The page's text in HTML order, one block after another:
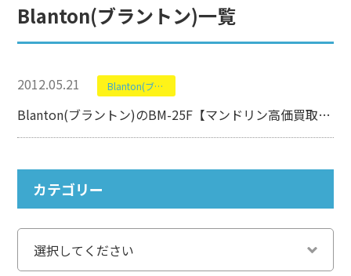
Blanton(ブラントン)一覧
2012.05.21 Blanton(ブラントン)
Blanton(ブラントン)のBM-25F【マンドリン高価買取中】
カテゴリー